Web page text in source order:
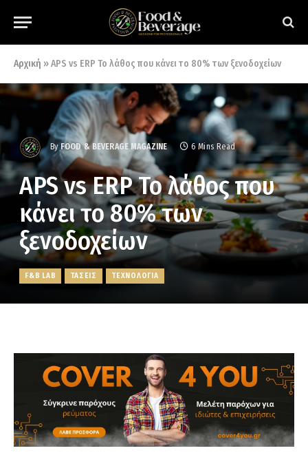
Αρχική »APS vs ERP Το λάθος που κάνει το 80% των ξενοδοχείων
By FOOD & BEVERAGE MAGAZINE 6 Mins Read
APS vs ERP Το λάθος που
κάνει το 80% των
ξενοδοχείων
F&B LAB ΤΑΣΕΙΣ ΤΕΧΝΟΛΟΓΙΑ